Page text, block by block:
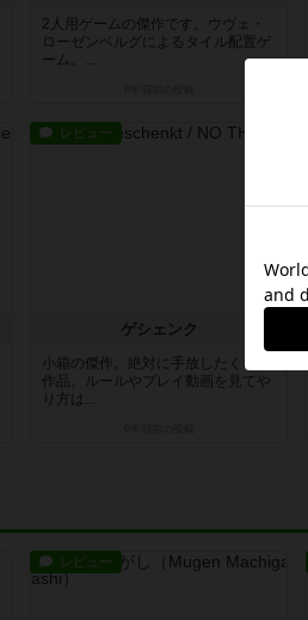
2人用ゲームの傑作です。ウヴェ・
ローゼンベルグによるタイル配置ゲ
ーム。...
レビュー
ゲシェンク
小箱の傑作。絶対に手放したくない
作品。ルールやプレイ動画を見てや
り方は...
レビュー